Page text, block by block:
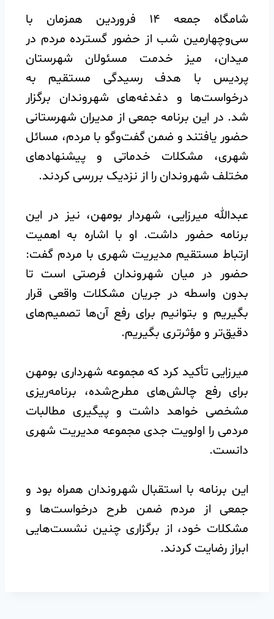
️شامگاه جمعه ۱۴ فروردین همزمان با
سی‌وچهارمین شب از حضور گسترده مردم در
میدان، میز خدمت مسئولان شهرستان
پردیس با هدف رسیدگی مستقیم به
درخواست‌ها و دغدغه‌های شهروندان برگزار
شد. در این برنامه جمعی از مدیران شهرستانی
حضور یافتند و ضمن گفت‌وگو با مردم، مسائل
شهری، مشکلات خدماتی و پیشنهادهای
مختلف شهروندان را از نزدیک بررسی کردند.
️عبدالله میرزایی، شهردار بومهن، نیز در این
برنامه حضور داشت. او با اشاره به اهمیت
ارتباط مستقیم مدیریت شهری با مردم گفت:
حضور در میان شهروندان فرصتی است تا
بدون واسطه در جریان مشکلات واقعی قرار
بگیریم و بتوانیم برای رفع آن‌ها تصمیم‌های
دقیق‌تر و مؤثرتری بگیریم.
️میرزایی تأکید کرد که مجموعه شهرداری بومهن
برای رفع چالش‌های مطرح‌شده، برنامه‌ریزی
مشخصی خواهد داشت و پیگیری مطالبات
مردمی را اولویت جدی مجموعه مدیریت شهری
دانست.
️این برنامه با استقبال شهروندان همراه بود و
جمعی از مردم ضمن طرح درخواست‌ها و
مشکلات خود، از برگزاری چنین نشست‌هایی
ابراز رضایت کردند.